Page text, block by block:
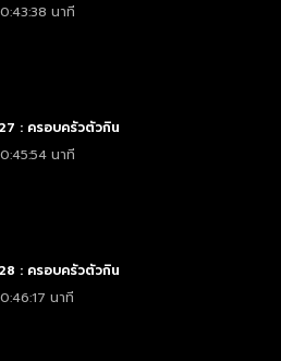
0:43:38 นาที
: ครอบครัวตัวกิน
0:45:54 นาที
: ครอบครัวตัวกิน
0:46:17 นาที